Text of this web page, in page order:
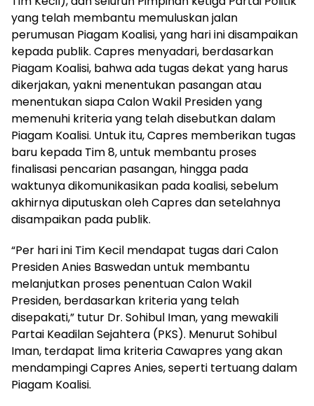
yang telah membantu memuluskan jalan
perumusan Piagam Koalisi, yang hari ini disampaikan
kepada publik. Capres menyadari, berdasarkan
Piagam Koalisi, bahwa ada tugas dekat yang harus
dikerjakan, yakni menentukan pasangan atau
menentukan siapa Calon Wakil Presiden yang
memenuhi kriteria yang telah disebutkan dalam
Piagam Koalisi. Untuk itu, Capres memberikan tugas
baru kepada Tim 8, untuk membantu proses
finalisasi pencarian pasangan, hingga pada
waktunya dikomunikasikan pada koalisi, sebelum
akhirnya diputuskan oleh Capres dan setelahnya
disampaikan pada publik.
“Per hari ini Tim Kecil mendapat tugas dari Calon
Presiden Anies Baswedan untuk membantu
melanjutkan proses penentuan Calon Wakil
Presiden, berdasarkan kriteria yang telah
disepakati,” tutur Dr. Sohibul Iman, yang mewakili
Partai Keadilan Sejahtera (PKS). Menurut Sohibul
Iman, terdapat lima kriteria Cawapres yang akan
mendampingi Capres Anies, seperti tertuang dalam
Piagam Koalisi.